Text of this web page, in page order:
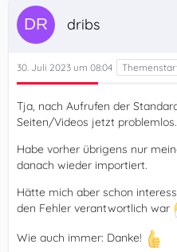
dribs
30. Juli 2023 um 08:04
Tja, nach Aufrufen der
Seiten/Videos jetzt problemlos.
Habe vorher übrigens nur
danach wieder importiert.
Hätte mich aber schon
den Fehler verantwortlich war
Wie auch immer: Danke!